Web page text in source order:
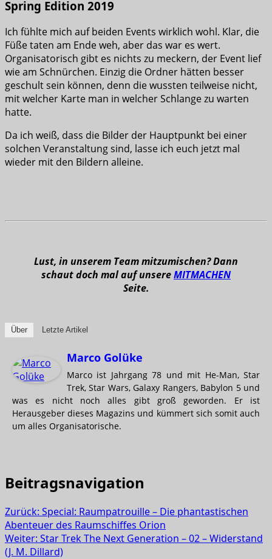
Spring Edition 2019
Ich fühlte mich auf beiden Events wirklich wohl. Klar, die
Füße taten am Ende weh, aber das war es wert.
Organisatorisch gibt es nichts zu meckern, der Event lief
wie am Schnürchen. Einzig die Ordner hätten besser
geschult sein können, denn die wussten teilweise nicht,
mit welcher Karte man in welcher Schlange zu warten
hatte.
Da ich weiß, dass die Bilder der Hauptpunkt bei einer
solchen Veranstaltung sind, lasse ich euch jetzt mal
wieder mit den Bildern alleine.
Lust, in unserem Team mitzumischen? Dann
schaut doch mal auf unsereMITMACHEN
Seite.
Über Letzte Artikel
Marco Golüke
Marco ist Jahrgang 78 und mit He-Man, Star
Trek, Star Wars, Galaxy Rangers, Babylon 5 und
was es nicht noch alles gibt groß geworden. Er ist
Herausgeber dieses Magazins und kümmert sich somit auch
um alles Organisatorische.
Beitragsnavigation
Zurück: Special: Raumpatrouille – Die phantastischen
Abenteuer des Raumschiffes Orion
Weiter: Star Trek The Next Generation – 02 – Widerstand
(J. M. Dillard)